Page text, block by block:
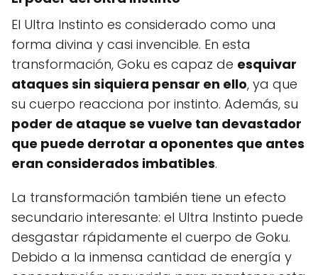
El Ultra Instinto es considerado como una
forma divina y casi invencible. En esta
transformación, Goku es capaz de esquivar
ataques sin siquiera pensar en ello, ya que
su cuerpo reacciona por instinto. Además, su
poder de ataque se vuelve tan devastador
que puede derrotar a oponentes que antes
eran considerados imbatibles.
La transformación también tiene un efecto
secundario interesante: el Ultra Instinto puede
desgastar rápidamente el cuerpo de Goku.
Debido a la inmensa cantidad de energía y